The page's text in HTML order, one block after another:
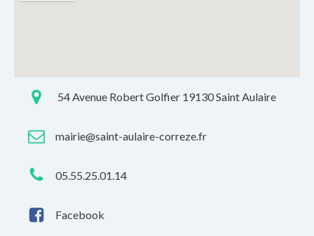
54 Avenue Robert Golfier 19130 Saint Aulaire
mairie@saint-aulaire-correze.fr
05.55.25.01.14
Facebook